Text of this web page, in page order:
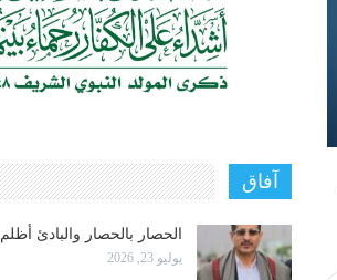
آفاق
الحصار بالحصار والبادئ أظلم
يوليو 23, 2026